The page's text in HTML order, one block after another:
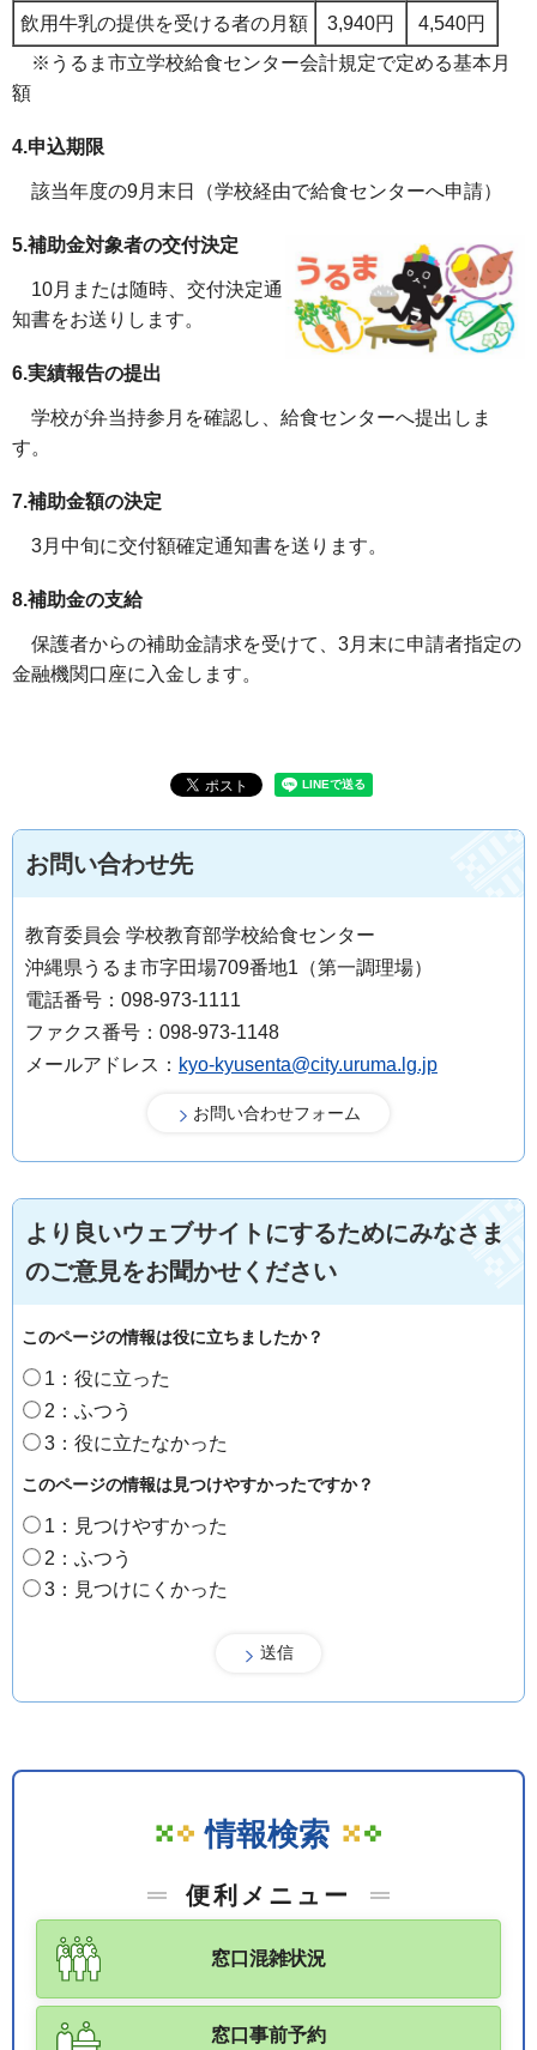
飲用牛乳の提供を受ける者の月額 3,940円
4,540円
※うるま市立学校給食センター会計規定で定める基本月
額
4.申込期限
該当年度の9月末日（学校経由で給食センターへ申請）
5.補助金対象者の交付決定
10月または随時、交付決定通
知書をお送りします。
6.実績報告の提出
学校が弁当持参月を確認し、給食センターへ提出しま
す。
7.補助金額の決定
3月中旬に交付額確定通知書を送ります。
8.補助金の支給
保護者からの補助金請求を受けて、3月末に申請者指定の
金融機関口座に入金します。
お問い合わせ先
教育委員会 学校教育部学校給食センター
沖縄県うるま市字田場709番地1（第一調理場）
電話番号：098-973-1111
ファクス番号：098-973-1148
メールアドレス： kyo-kyusenta@city.uruma.lg.jp
より良いウェブサイトにするためにみなさま
のご意見をお聞かせください
このページの情報は役に立ちましたか？
1：役に立った
2：ふつう
3：役に立たなかった
このページの情報は見つけやすかったですか？
1：見つけやすかった
2：ふつう
3：見つけにくかった
情報検索
便利メニュー
窓口混雑状況
窓口事前予約